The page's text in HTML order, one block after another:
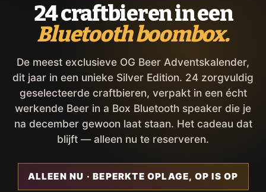
24 craftbieren in een
Bluetooth boombox.
De meest exclusieve OG Beer Adventskalender,
dit jaar in een unieke Silver Edition. 24 zorgvuldig
geselecteerde craftbieren, verpakt in een écht
werkende Beer in a Box Bluetooth speaker die je
na december gewoon laat staan. Het cadeau dat
blijft — alleen nu te reserveren.
ALLEEN NU · BEPERKTE OPLAGE, OP IS OP